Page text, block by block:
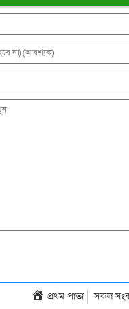
প্রথম পাতা সকল